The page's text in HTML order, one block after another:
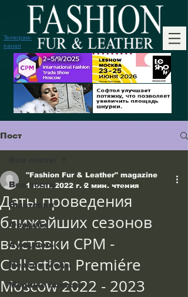
Телеграм-
канал
Пост
Все посты
Выставки
Форумы
Аукционы
Недели моды
Модные показы
Даты проведения
ближайших сезонов
выставки CPM -
Collection Premiére
Moscow 2022 - 2023
"Fashion Fur & Leather" magazine
1 июн. 2022 г. 2 мин. чтения